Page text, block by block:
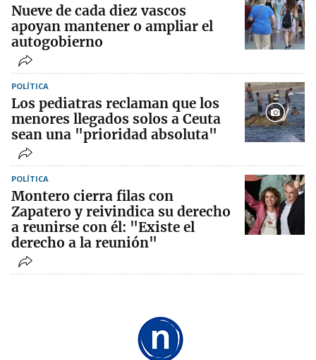
Nueve de cada diez vascos
apoyan mantener o ampliar el
autogobierno
POLÍTICA
Los pediatras reclaman que los
menores llegados solos a Ceuta
sean una "prioridad absoluta"
POLÍTICA
Montero cierra filas con
Zapatero y reivindica su derecho
a reunirse con él: "Existe el
derecho a la reunión"